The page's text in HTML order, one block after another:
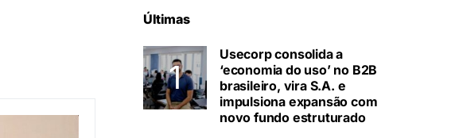
Últimas
Usecorp consolida a
‘economia do uso’ no B2B
brasileiro, vira S.A. e
impulsiona expansão com
novo fundo estruturado